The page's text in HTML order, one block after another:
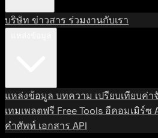
บริษัท ข่าวสาร ร่วมงานกับเรา
แหล่งข้อมูล บทความ เปรียบเทียบค่า
เทมเพลตฟรี Free Tools อีคอมเมิร์ซ
คำศัพท์ เอกสาร API